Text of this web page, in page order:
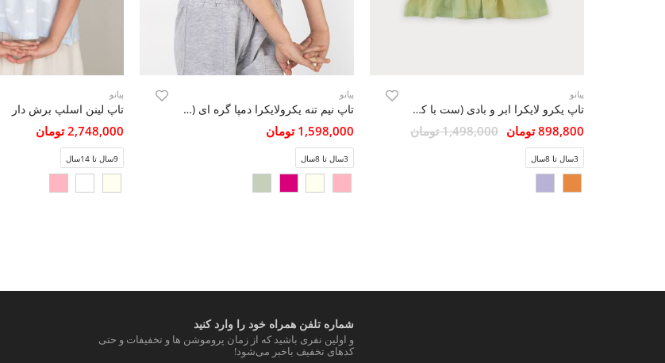
پیانو
تاپ یکرو لایکرا ابر و بادی (ست با کد 10442)
898,800 تومان 1,498,000 تومان
3سال تا 8سال
پیانو
تاپ نیم تنه یکرولایکرا دمپا گره ای (ست با کد10612)
1,598,000 تومان
3سال تا 8سال
پیانو
تاپ لینن اسلپ برش دار
2,748,000 تومان
9سال تا 14سال
شماره تلفن همراه خود را وارد کنید
و اولین نفری باشید که از زمان پروموشن ها و تخفیفات و حتی
کدهای تخفیف باخبر می‌شود!